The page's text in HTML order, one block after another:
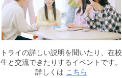
トライの詳しい説明を聞いたり、在校
生と交流できたりするイベントです。
詳しくは こちら